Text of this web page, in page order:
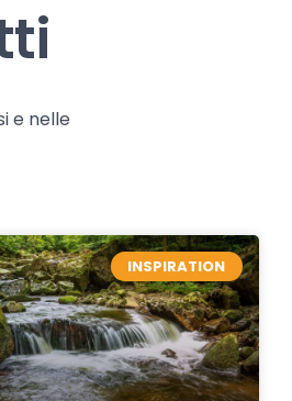
e nelle
INSPIRATION